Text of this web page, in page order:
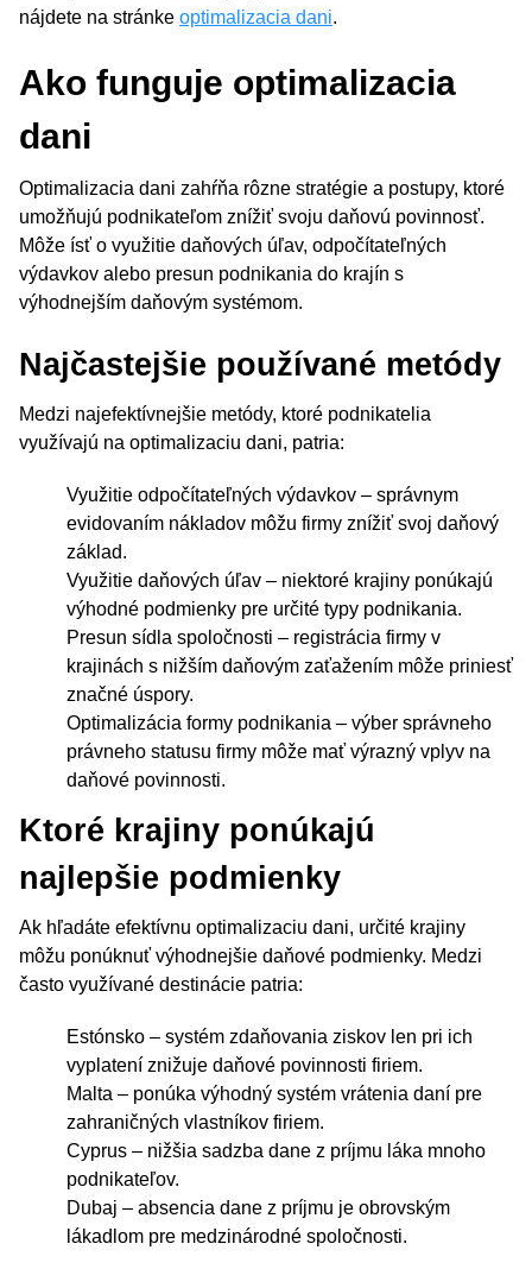
nájdete na stránke optimalizacia dani.
Ako funguje optimalizacia
dani
Optimalizacia dani zahŕňa rôzne stratégie a postupy, ktoré
umožňujú podnikateľom znížiť svoju daňovú povinnosť.
Môže ísť o využitie daňových úľav, odpočítateľných
výdavkov alebo presun podnikania do krajín s
výhodnejším daňovým systémom.
Najčastejšie používané metódy
Medzi najefektívnejšie metódy, ktoré podnikatelia
využívajú na optimalizaciu dani, patria:
Využitie odpočítateľných výdavkov – správnym
evidovaním nákladov môžu firmy znížiť svoj daňový
základ.
Využitie daňových úľav – niektoré krajiny ponúkajú
výhodné podmienky pre určité typy podnikania.
Presun sídla spoločnosti – registrácia firmy v
krajinách s nižším daňovým zaťažením môže priniesť
značné úspory.
Optimalizácia formy podnikania – výber správneho
právneho statusu firmy môže mať výrazný vplyv na
daňové povinnosti.
Ktoré krajiny ponúkajú
najlepšie podmienky
Ak hľadáte efektívnu optimalizaciu dani, určité krajiny
môžu ponúknuť výhodnejšie daňové podmienky. Medzi
často využívané destinácie patria:
Estónsko – systém zdaňovania ziskov len pri ich
vyplatení znižuje daňové povinnosti firiem.
Malta – ponúka výhodný systém vrátenia daní pre
zahraničných vlastníkov firiem.
Cyprus – nižšia sadzba dane z príjmu láka mnoho
podnikateľov.
Dubaj – absencia dane z príjmu je obrovským
lákadlom pre medzinárodné spoločnosti.